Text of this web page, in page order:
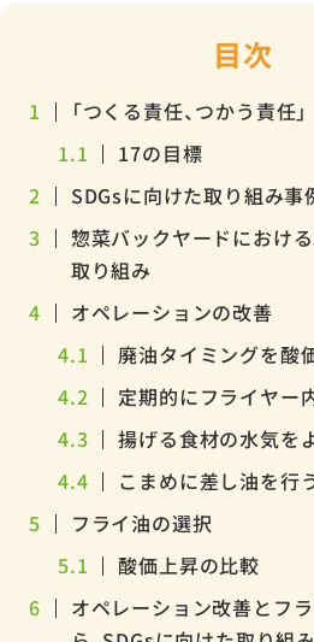
目次
1
「つくる責任、つかう責任」
1.1
17の目標
2
SDGsに向けた取り組み事
3
惣菜バックヤードにおけ
取り組み
4
オペレーションの改善
4.1
廃油タイミングを酸
4.2
定期的にフライヤー
4.3
揚げる食材の水気を
4.4
こまめに差し油を行
5
フライ油の選択
5.1
酸価上昇の比較
6
オペレーション改善とフ